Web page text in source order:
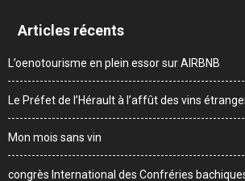
Articles récents
L’oenotourisme en plein essor sur AIRBNB
Le Préfet de l’Hérault à l’affût des vins
Mon mois sans vin
congrès International des Confréries